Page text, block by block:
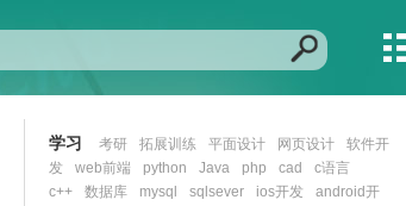
学习 考研 拓展训练 平面设计 网页设计
软件开
发
web前端 python Java php cad
c语言
c++
数据库 mysql sqlsever ios开发
android开